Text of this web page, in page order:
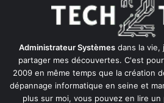
Administrateur Systèmes dans la vie,
partager mes découvertes. C'est
2009 en même temps que la création
dépannage informatique en seine et
plus sur moi, vous pouvez en lire un